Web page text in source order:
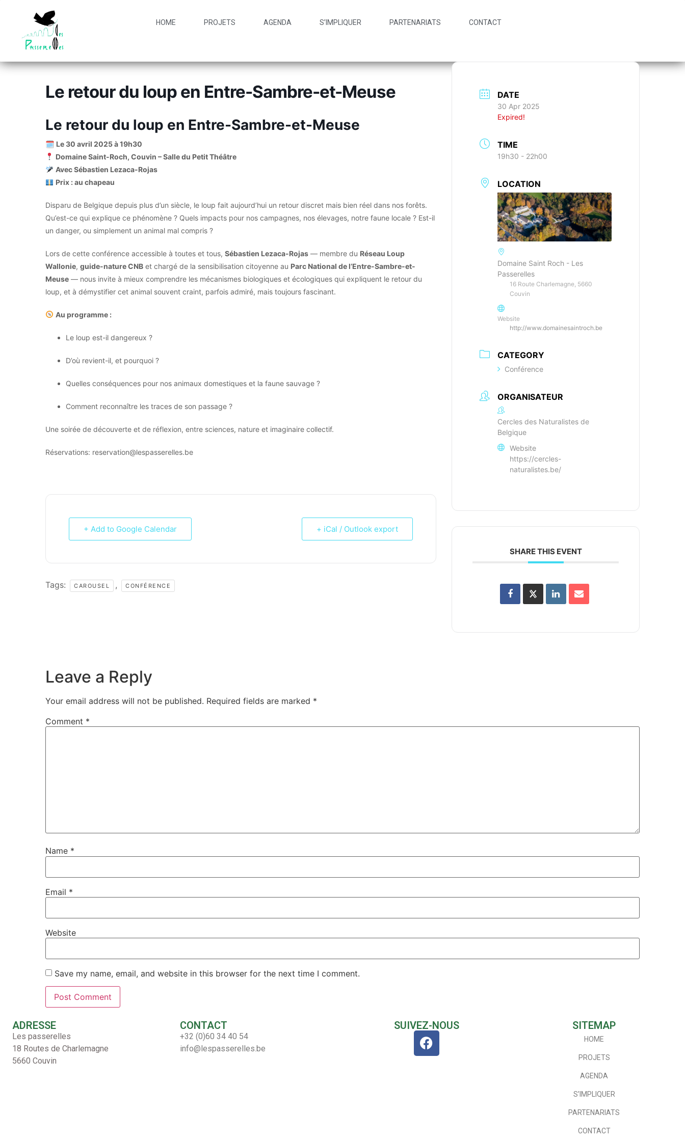
HOME PROJETS AGENDA S’IMPLIQUER PARTENARIATS CONTACT
Le retour du loup en Entre-Sambre-et-Meuse
Le retour du loup en Entre-Sambre-et-Meuse
🗓 Le 30 avril 2025 à 19h30
Domaine Saint-Roch, Couvin – Salle du Petit Théâtre
Avec Sébastien Lezaca-Rojas
Prix : au chapeau
Disparu de Belgique depuis plus d’un siècle, le loup fait aujourd’hui un retour discret mais bien réel dans nos forêts.
Qu’est-ce qui explique ce phénomène ? Quels impacts pour nos campagnes, nos élevages, notre faune locale ? Est-il
un danger, ou simplement un animal mal compris ?
Lors de cette conférence accessible à toutes et tous, Sébastien Lezaca-Rojas — membre du Réseau Loup
Wallonie, guide-nature CNB et chargé de la sensibilisation citoyenne au Parc National de l’Entre-Sambre-et-
Meuse — nous invite à mieux comprendre les mécanismes biologiques et écologiques qui expliquent le retour du
loup, et à démystifier cet animal souvent craint, parfois admiré, mais toujours fascinant.
Au programme :
Le loup est-il dangereux ?
D’où revient-il, et pourquoi ?
Quelles conséquences pour nos animaux domestiques et la faune sauvage ?
Comment reconnaître les traces de son passage ?
Une soirée de découverte et de réflexion, entre sciences, nature et imaginaire collectif.
Réservations: reservation@lespasserelles.be
+ Add to Google Calendar + iCal / Outlook export
Tags: CAROUSEL , CONFÉRENCE
DATE
30 Apr 2025
Expired!
TIME
19h30 - 22h00
LOCATION
Domaine Saint Roch - Les
Passerelles
16 Route Charlemagne, 5660
Couvin
Website
http://www.domainesaintroch.be
CATEGORY
Conférence
ORGANISATEUR
Cercles des Naturalistes de
Belgique
Website
https://cercles-
naturalistes.be/
SHARE THIS EVENT
Leave a Reply
Your email address will not be published. Required fields are marked *
Comment *
Name *
Email *
Website
Save my name, email, and website in this browser for the next time I comment.
ADRESSE
Les passerelles
18 Routes de Charlemagne
5660 Couvin
CONTACT
+32 (0)60 34 40 54
info@lespasserelles.be
SUIVEZ-NOUS SITEMAP
HOME
PROJETS
AGENDA
S’IMPLIQUER
PARTENARIATS
CONTACT